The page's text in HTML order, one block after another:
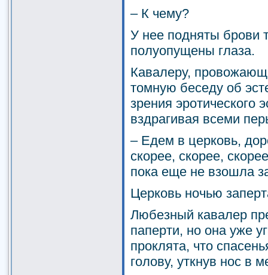
– К чему?
У нее подняты брови
полуопущены глаза.
Кавалеру,
томную беседу об
зрения эротического
вздрагивая всеми
– Едем в церковь,
скорее, скорее,
пока еще не взошла
Церковь ночью
Любезный кавалер
паперти, но она уже
проклята, что
голову, уткнув нос в